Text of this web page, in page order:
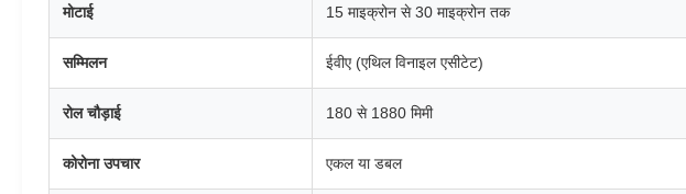
मोटाई 15 माइक्रोन से 30 माइक्रोन तक
सम्मिलन ईवीए (एथिल विनाइल एसीटेट)
रोल चौड़ाई 180 से 1880 मिमी
कोरोना उपचार एकल या डबल